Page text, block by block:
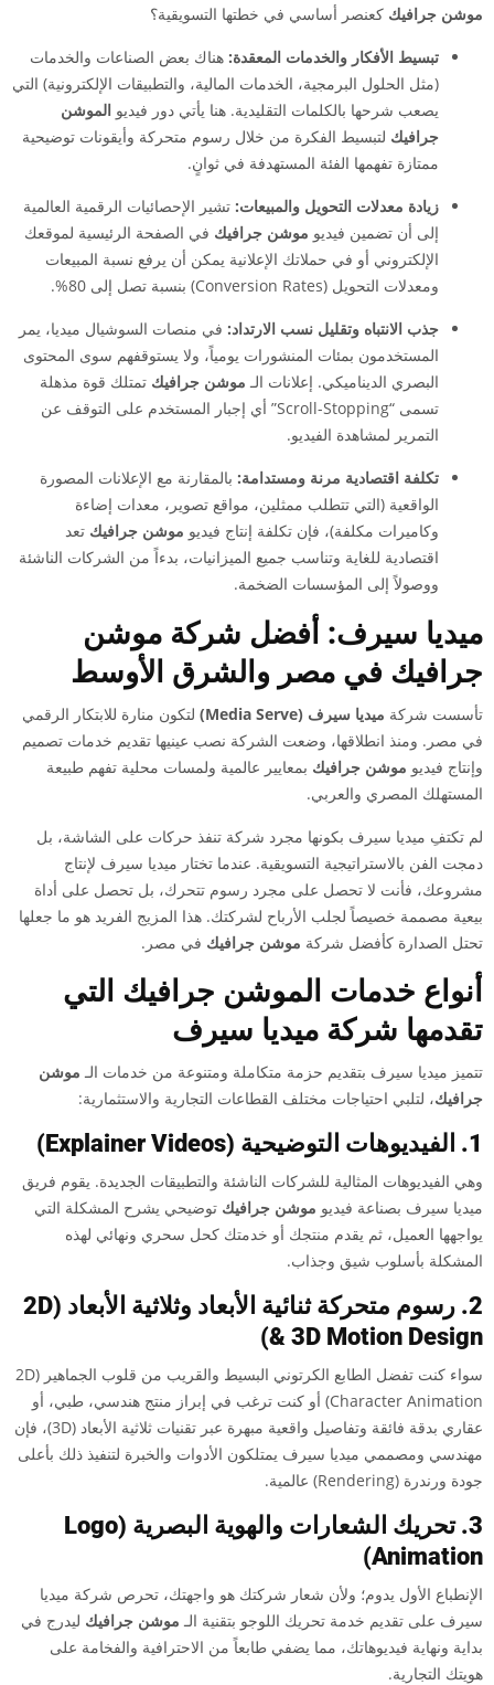
موشن جرافيك كعنصر أساسي في خطتها التسويقية؟
تبسيط الأفكار والخدمات المعقدة: هناك بعض الصناعات والخدمات
(مثل الحلول البرمجية، الخدمات المالية، والتطبيقات الإلكترونية) التي
يصعب شرحها بالكلمات التقليدية. هنا يأتي دور فيديو الموشن
جرافيك لتبسيط الفكرة من خلال رسوم متحركة وأيقونات توضيحية
ممتازة تفهمها الفئة المستهدفة في ثوانٍ.
زيادة معدلات التحويل والمبيعات: تشير الإحصائيات الرقمية العالمية
إلى أن تضمين فيديو موشن جرافيك في الصفحة الرئيسية لموقعك
الإلكتروني أو في حملاتك الإعلانية يمكن أن يرفع نسبة المبيعات
ومعدلات التحويل (Conversion Rates) بنسبة تصل إلى 80%.
جذب الانتباه وتقليل نسب الارتداد: في منصات السوشيال ميديا، يمر
المستخدمون بمئات المنشورات يومياً، ولا يستوقفهم سوى المحتوى
البصري الديناميكي. إعلانات الـ موشن جرافيك تمتلك قوة مذهلة
تسمى “Scroll-Stopping” أي إجبار المستخدم على التوقف عن
التمرير لمشاهدة الفيديو.
تكلفة اقتصادية مرنة ومستدامة: بالمقارنة مع الإعلانات المصورة
الواقعية (التي تتطلب ممثلين، مواقع تصوير، معدات إضاءة
وكاميرات مكلفة)، فإن تكلفة إنتاج فيديو موشن جرافيك تعد
اقتصادية للغاية وتناسب جميع الميزانيات، بدءاً من الشركات الناشئة
ووصولاً إلى المؤسسات الضخمة.
ميديا سيرف: أفضل شركة موشن
جرافيك في مصر والشرق الأوسط
تأسست شركة ميديا سيرف (Media Serve)
لتكون منارة للابتكار الرقمي
في مصر. ومنذ انطلاقها، وضعت الشركة نصب عينيها تقديم خدمات تصميم
وإنتاج فيديو موشن جرافيك بمعايير عالمية ولمسات محلية تفهم طبيعة
المستهلك المصري والعربي.
لم تكتفِ ميديا سيرف بكونها مجرد شركة تنفذ حركات على الشاشة، بل
دمجت الفن بالاستراتيجية التسويقية. عندما تختار ميديا سيرف لإنتاج
مشروعك، فأنت لا تحصل على مجرد رسوم تتحرك، بل تحصل على أداة
بيعية مصممة خصيصاً لجلب الأرباح لشركتك. هذا المزيج الفريد هو ما جعلها
تحتل الصدارة كأفضل شركة موشن جرافيك في مصر.
أنواع خدمات الموشن جرافيك التي
تقدمها شركة ميديا سيرف
تتميز ميديا سيرف بتقديم حزمة متكاملة ومتنوعة من خدمات الـ موشن
جرافيك، لتلبي احتياجات مختلف القطاعات التجارية والاستثمارية:
1. الفيديوهات التوضيحية (Explainer Videos)
وهي الفيديوهات المثالية للشركات الناشئة والتطبيقات الجديدة. يقوم فريق
ميديا سيرف بصناعة فيديو موشن جرافيك توضيحي يشرح المشكلة التي
يواجهها العميل، ثم يقدم منتجك أو خدمتك كحل سحري ونهائي لهذه
المشكلة بأسلوب شيق وجذاب.
2. رسوم متحركة ثنائية الأبعاد وثلاثية الأبعاد (2D
& 3D Motion Design)
سواء كنت تفضل الطابع الكرتوني البسيط والقريب من قلوب الجماهير (2D
Character Animation) أو كنت ترغب في إبراز منتج هندسي، طبي، أو
عقاري بدقة فائقة وتفاصيل واقعية مبهرة عبر تقنيات ثلاثية الأبعاد (3D)، فإن
مهندسي ومصممي ميديا سيرف يمتلكون الأدوات والخبرة لتنفيذ ذلك بأعلى
جودة ورندرة (Rendering) عالمية.
3. تحريك الشعارات والهوية البصرية (Logo
Animation)
الإنطباع الأول يدوم؛ ولأن شعار شركتك هو واجهتك، تحرص شركة ميديا
سيرف على تقديم خدمة تحريك اللوجو بتقنية الـ موشن جرافيك ليدرج في
بداية ونهاية فيديوهاتك، مما يضفي طابعاً من الاحترافية والفخامة على
هويتك التجارية.